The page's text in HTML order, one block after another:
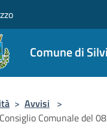
Comune di Silvi
> Avvisi >
Comunale del